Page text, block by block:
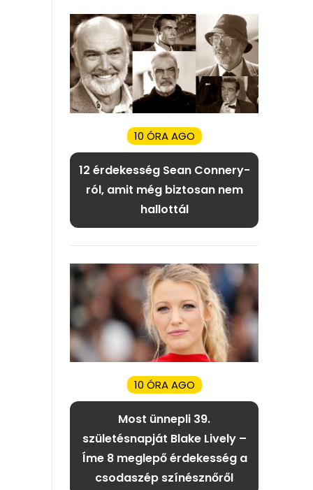
10 ÓRA AGO
12 érdekesség Sean Connery-
ról, amit még biztosan nem
hallottál
10 ÓRA AGO
Most ünnepli 39.
születésnapját Blake Lively –
Íme 8 meglepő érdekesség a
csodaszép színésznőről